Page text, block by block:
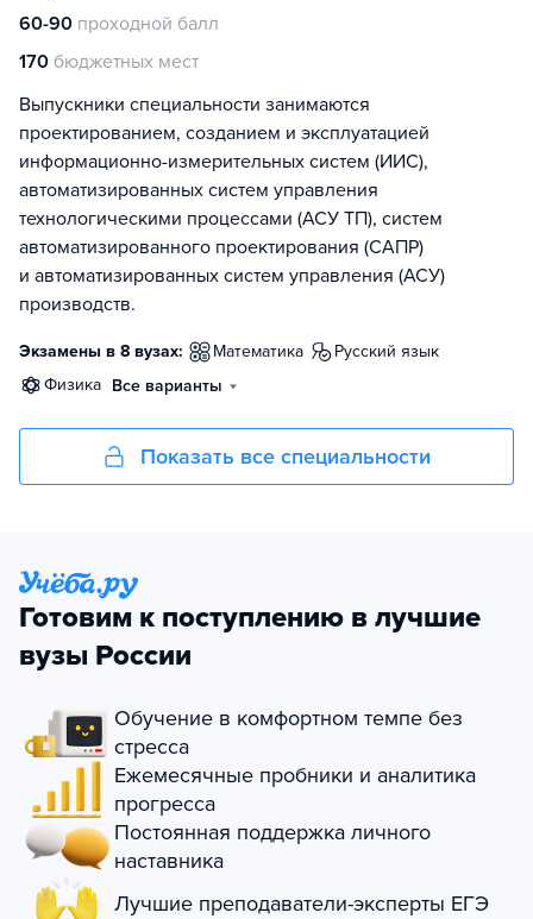
60-90 проходной балл
170 бюджетных мест
Выпускники специальности занимаются
проектированием, созданием и эксплуатацией
информационно-измерительных систем (ИИС),
автоматизированных систем управления
технологическими процессами (АСУ ТП), систем
автоматизированного проектирования (САПР)
и автоматизированных систем управления (АСУ)
производств.
Экзамены в 8 вузах: математика
русский язык
физика Все варианты
Показать все специальности
Готовим к поступлению в лучшие
вузы России
Обучение в комфортном темпе без
стресса
Ежемесячные пробники и аналитика
прогресса
Постоянная поддержка личного
наставника
Лучшие преподаватели-эксперты ЕГЭ